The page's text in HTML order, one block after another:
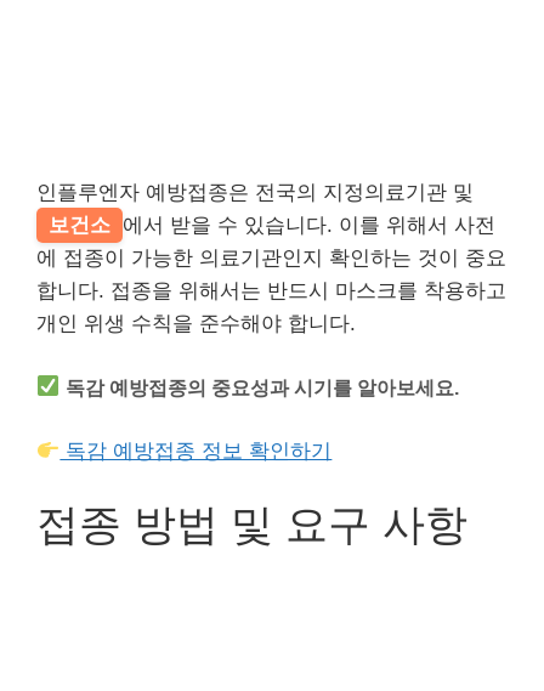
인플루엔자 예방접종은 전국의 지정의료기관 및
보건소 에서 받을 수 있습니다. 이를 위해서 사전
에 접종이 가능한 의료기관인지 확인하는 것이 중요
합니다. 접종을 위해서는 반드시 마스크를 착용하고
개인 위생 수칙을 준수해야 합니다.
독감 예방접종의 중요성과 시기를 알아보세요.
독감 예방접종 정보 확인하기
접종 방법 및 요구 사항